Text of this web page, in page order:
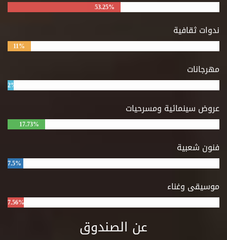
53.25%
ندوات ثقافية
11%
مهرجانات
2%
عروض سينمائية ومسرحيات
17.73%
فنون شعبية
7.5%
موسيقى وغناء
7.56%
عن الصندوق